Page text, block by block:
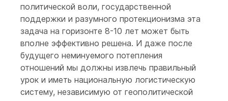
политической воли, государственной
поддержки и разумного протекционизма эта
задача на горизонте 8-10 лет может быть
вполне эффективно решена. И даже после
будущего неминуемого потепления
отношений мы должны извлечь правильный
урок и иметь национальную логистическую
систему, независимую от геополитической